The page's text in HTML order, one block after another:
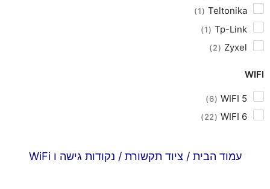
Teltonika
1
Tp-Link
1
Zyxel
2
WIFI
WIFI 5
6
WIFI 6
22
עמוד הבית / ציוד תקשורת / נקודות גישה ו WiFi